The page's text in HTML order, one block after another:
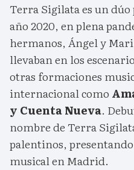
Terra Sigilata es un
año 2020, en plena
hermanos, Ángel y
llevaban en los
otras formaciones
internacional como
y Cuenta Nueva.
nombre de Terra
palentinos,
musical en Madrid.